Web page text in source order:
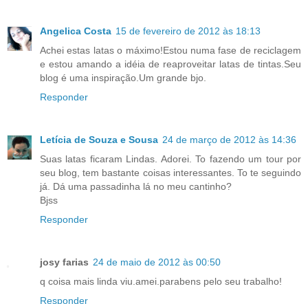
Angelica Costa 15 de fevereiro de 2012 às 18:13
Achei estas latas o máximo!Estou numa fase de reciclagem
e estou amando a idéia de reaproveitar latas de tintas.Seu
blog é uma inspiração.Um grande bjo.
Responder
Letícia de Souza e Sousa 24 de março de 2012 às 14:36
Suas latas ficaram Lindas. Adorei. To fazendo um tour por
seu blog, tem bastante coisas interessantes. To te seguindo
já. Dá uma passadinha lá no meu cantinho?
Bjss
Responder
josy farias 24 de maio de 2012 às 00:50
q coisa mais linda viu.amei.parabens pelo seu trabalho!
Responder